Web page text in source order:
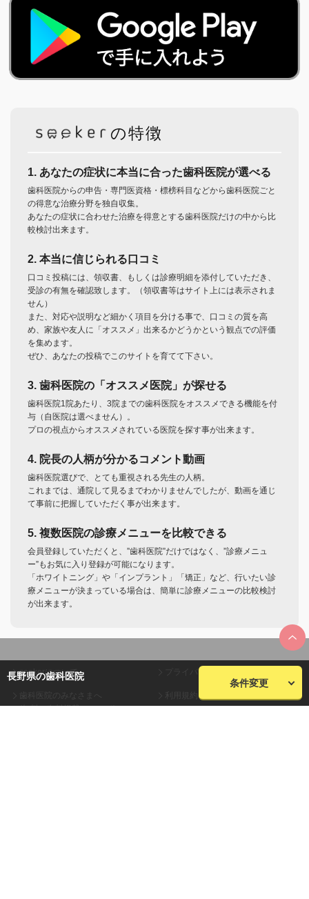
長野県の歯科医院
条件変更
の特徴
1. あなたの症状に本当に合った歯科医院が選べる
歯科医院からの申告・専門医資格・標榜科目などから歯科医院ごと
の得意な治療分野を独自収集。
あなたの症状に合わせた治療を得意とする歯科医院だけの中から比
較検討出来ます。
2. 本当に信じられる口コミ
口コミ投稿には、領収書、もしくは診療明細を添付していただき、
受診の有無を確認致します。（領収書等はサイト上には表示されま
せん）
また、対応や説明など細かく項目を分ける事で、口コミの質を高
め、家族や友人に「オススメ」出来るかどうかという観点での評価
を集めます。
ぜひ、あなたの投稿でこのサイトを育てて下さい。
3. 歯科医院の「オススメ医院」が探せる
歯科医院1院あたり、3院までの歯科医院をオススメできる機能を付
与（自医院は選べません）。
プロの視点からオススメされている医院を探す事が出来ます。
4. 院長の人柄が分かるコメント動画
歯科医院選びで、とても重視される先生の人柄。
これまでは、通院して見るまでわかりませんでしたが、動画を通じ
て事前に把握していただく事が出来ます。
5. 複数医院の診療メニューを比較できる
会員登録していただくと、”歯科医院”だけではなく、”診療メニュ
ー”もお気に入り登録が可能になります。
「ホワイトニング」や「インプラント」「矯正」など、行いたい診
療メニューが決まっている場合は、簡単に診療メニューの比較検討
が出来ます。
seekerについて
歯科医院のみなさまへ
(無料・有料掲載について)
プライバシーポリシー